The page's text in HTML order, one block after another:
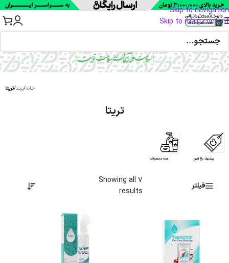
Skip to navigation
Skip to main content
تریتا
خانه/برند/تریتا
پیشنهاد داغ امروز همه محصولات
فیلتر
Showing all 7
results